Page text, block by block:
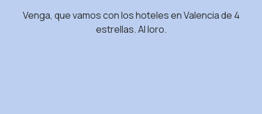
Venga, que vamos con los hoteles en Valencia de 4
estrellas. Al loro.